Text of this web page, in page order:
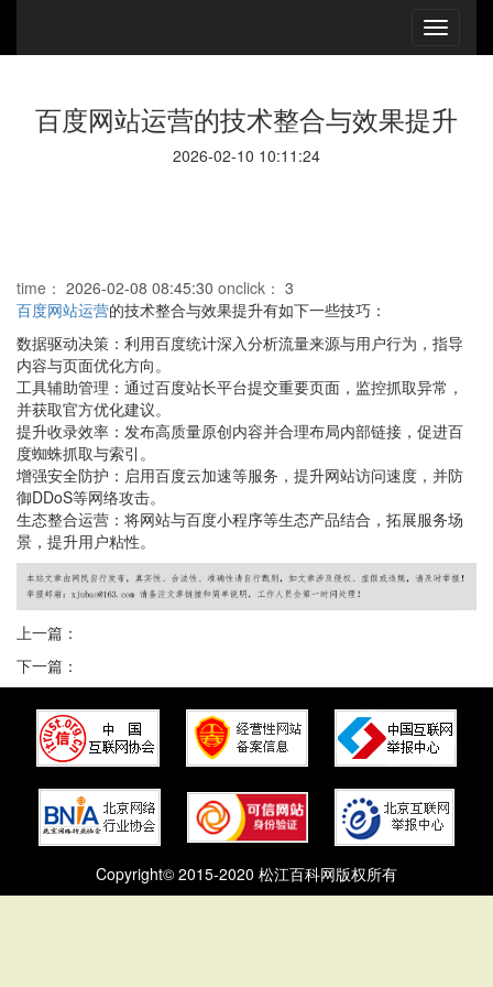
百度网站运营的技术整合与效果提升
2026-02-10 10:11:24
time： 2026-02-08 08:45:30 onclick： 3
百度网站运营的技术整合与效果提升有如下一些技巧：
数据驱动决策：利用百度统计深入分析流量来源与用户行为，指导
内容与页面优化方向。
工具辅助管理：通过百度站长平台提交重要页面，监控抓取异常，
并获取官方优化建议。
提升收录效率：发布高质量原创内容并合理布局内部链接，促进百
度蜘蛛抓取与索引。
增强安全防护：启用百度云加速等服务，提升网站访问速度，并防
御DDoS等网络攻击。
生态整合运营：将网站与百度小程序等生态产品结合，拓展服务场
景，提升用户粘性。
上一篇：
下一篇：
Copyright© 2015-2020 松江百科网版权所有